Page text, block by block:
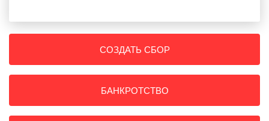
СОЗДАТЬ СБОР
БАНКРОТСТВО